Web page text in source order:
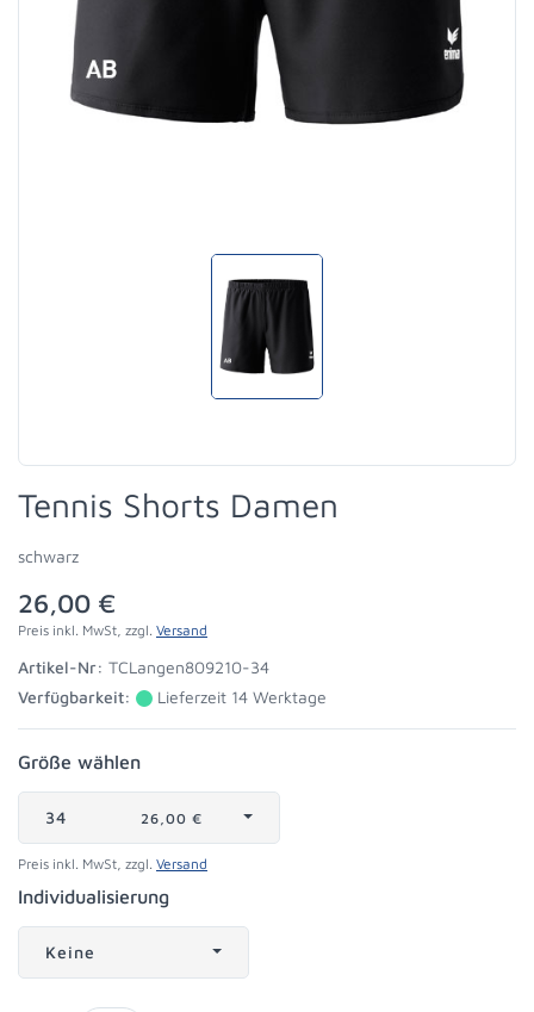
Tennis Shorts Damen
schwarz
26,00 €
Preis inkl. MwSt, zzgl. Versand
Artikel-Nr: TCLangen809210-34
Verfügbarkeit:
Lieferzeit 14 Werktage
Größe wählen
34 26,00 €
Preis inkl. MwSt, zzgl. Versand
Individualisierung
Keine